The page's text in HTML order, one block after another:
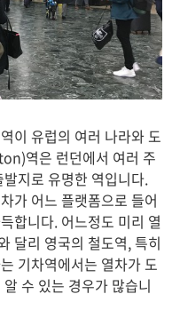
이 유럽의 여러 나라와 도
역은 런던에서 여러 주
지로 유명한 역입니다.
가 어느 플랫폼으로 들어
합니다. 어느정도 미리 열
달리 영국의 철도역, 특히
기차역에서는 열차가 도
수 있는 경우가 많습니